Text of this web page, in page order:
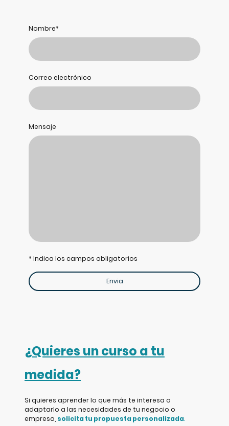
Nombre*
Correo electrónico
Mensaje
* Indica los campos obligatorios
Envia
¿Quieres un curso a tu
medida?
Si quieres aprender lo que más te interesa o
adaptarlo a las necesidades de tu negocio o
empresa, solicita tu propuesta personalizada.